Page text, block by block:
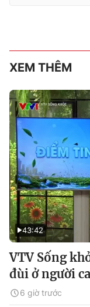
XEM THÊM
43:42
VTV Sống
đùi ở người
6 giờ trước